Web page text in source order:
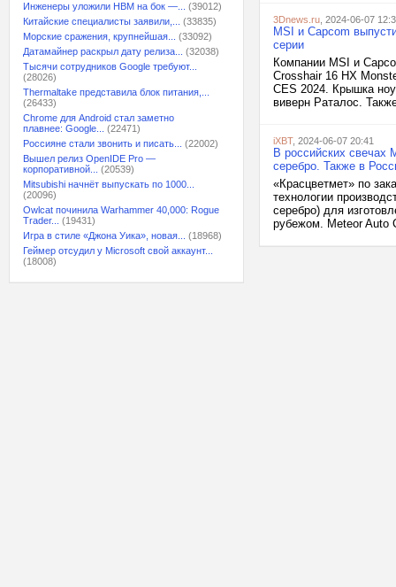
Инженеры уложили HBM на бок —...
(39012)
Китайские специалисты заявили,...
(33835)
Морские сражения, крупнейшая...
(33092)
Датамайнер раскрыл дату релиза...
(32038)
Тысячи сотрудников Google требуют...
(28026)
Thermaltake представила блок питания,...
(26433)
Chrome для Android стал заметно
плавнее: Google...
(22471)
Россияне стали звонить и писать...
(22002)
Вышел релиз OpenIDE Pro —
корпоративной...
(20539)
Mitsubishi начнёт выпускать по 1000...
(20096)
Owlcat починила Warhammer 40,000: Rogue
Trader...
(19431)
Игра в стиле «Джона Уика», новая...
(18968)
Геймер отсудил у Microsoft свой аккаунт...
(18008)
3Dnews.ru , 2024-06-07
MSI и Capcom
серии
Компании MSI и
Crosshair 16 HX
CES 2024. Крышка
виверн Раталос.
iXBT, 2024-06-07 20:41
В российских свечах
серебро. Также в
«Красцветмет» по
технологии
серебро) для
рубежом. Meteor Auto